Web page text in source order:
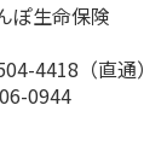
ぽ生命保険
4418（直通）
0944